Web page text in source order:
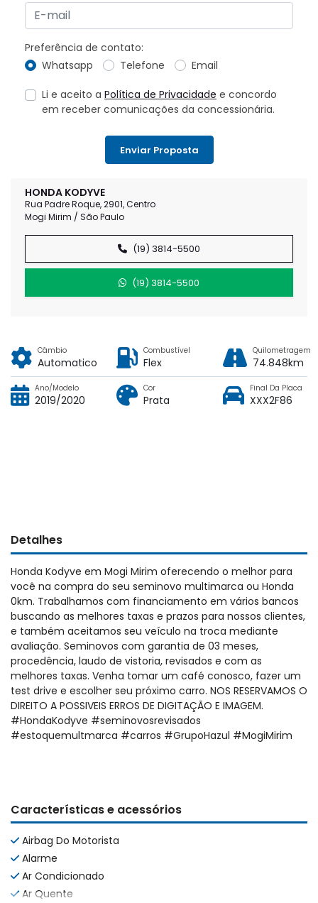
HONDA KODYVE
Rua Padre Roque, 2901, Centro
Mogi Mirim / São Paulo
(19) 3814-5500
(19) 3814-5500
Preferência de contato:
Whatsapp
Telefone Email
Li e aceito a Política de Privacidade e concordo
em receber comunicações da concessionária.
Enviar Proposta
Câmbio
Automatico
Combustível
Flex
Quilometragem
74.848km
Ano/Modelo
2019/2020
Cor
Prata
Final Da Placa
XXX2F86
Detalhes
Honda Kodyve em Mogi Mirim oferecendo o melhor para
você na compra do seu seminovo multimarca ou Honda
0km. Trabalhamos com financiamento em vários bancos
buscando as melhores taxas e prazos para nossos clientes,
e também aceitamos seu veículo na troca mediante
avaliação. Seminovos com garantia de 03 meses,
procedência, laudo de vistoria, revisados e com as
melhores taxas. Venha tomar um café conosco, fazer um
test drive e escolher seu próximo carro. NOS RESERVAMOS O
DIREITO A POSSIVEIS ERROS DE DIGITAÇÃO E IMAGEM.
#HondaKodyve #seminovosrevisados
#estoquemultmarca #carros #GrupoHazul #MogiMirim
Características e acessórios
Airbag Do Motorista
Alarme
Ar Condicionado
Ar Quente